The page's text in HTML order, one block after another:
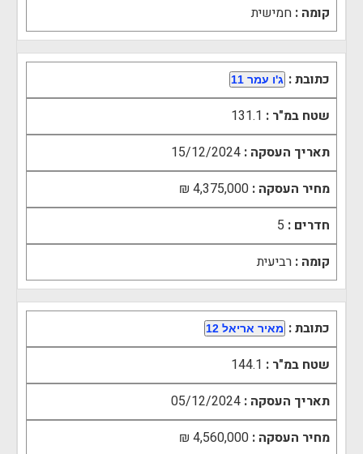
קומה : חמישית
כתובת : ג'ו עמר 11
שטח במ"ר : 131.1
תאריך העסקה : 15/12/2024
מחיר העסקה : 4,375,000 ₪
חדרים : 5
קומה : רביעית
כתובת : מאיר אריאל 12
שטח במ"ר : 144.1
תאריך העסקה : 05/12/2024
מחיר העסקה : 4,560,000 ₪